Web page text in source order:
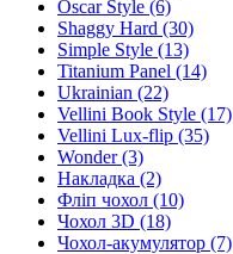
Oscar Style (6)
Shaggy Hard (30)
Simple Style (13)
Titanium Panel (14)
Ukrainian (22)
Vellini Book Style (17)
Vellini Lux-flip (35)
Wonder (3)
Накладка (2)
Фліп чохол (10)
Чохол 3D (18)
Чохол-акумулятор (7)